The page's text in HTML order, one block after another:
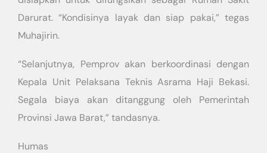
Darurat. “Kondisinya layak dan siap pakai,” tegas
Muhajirin.
“Selanjutnya, Pemprov akan berkoordinasi dengan
Kepala Unit Pelaksana Teknis Asrama Haji Bekasi.
Segala biaya akan ditanggung oleh Pemerintah
Provinsi Jawa Barat,” tandasnya.
Humas